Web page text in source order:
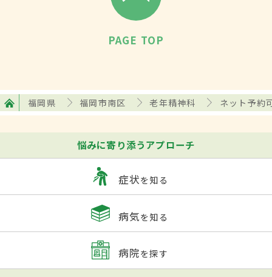
PAGE TOP
福岡県 福岡市南区 老年精神科 ネット予約
悩みに寄り添うアプローチ
症状を知る
病気を知る
病院を探す